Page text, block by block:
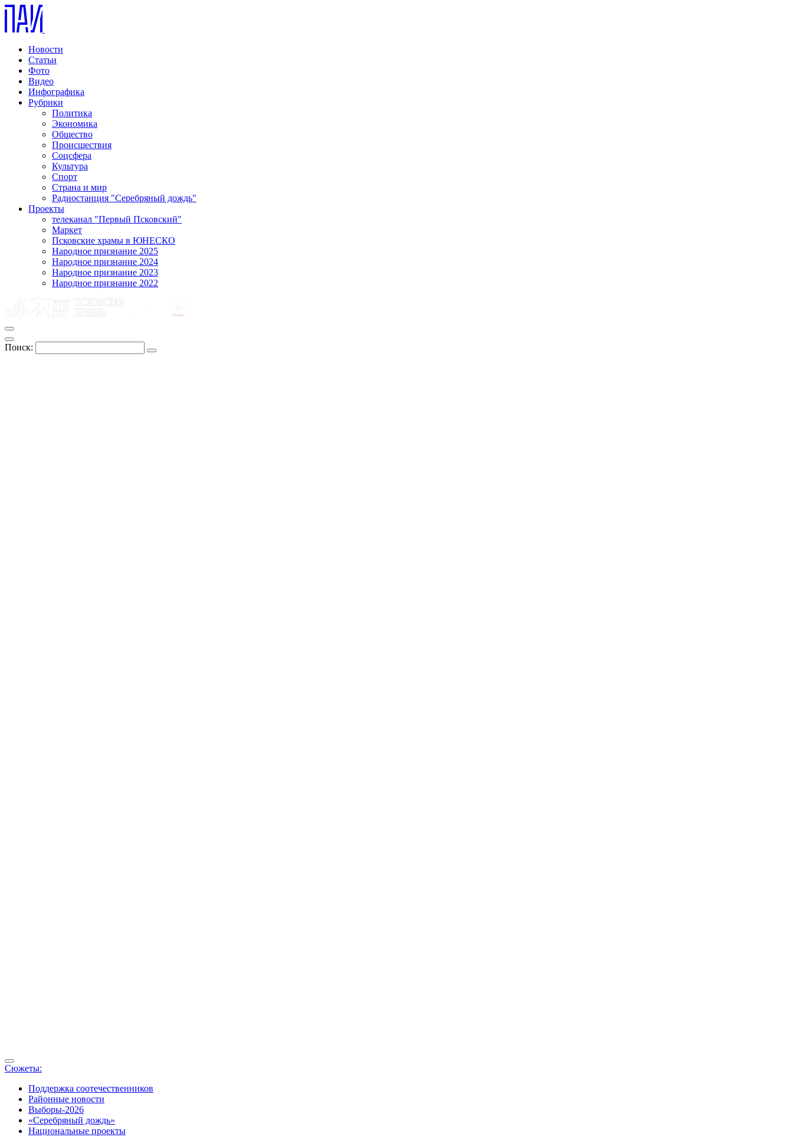
Новости
Статьи
Фото
Видео
Инфографика
Рубрики
Политика
Экономика
Общество
Происшествия
Соцсфера
Культура
Спорт
Страна и мир
Радиостанция "Серебряный дождь"
Проекты
телеканал "Первый Псковский"
Маркет
Псковские храмы в ЮНЕСКО
Народное признание 2025
Народное признание 2024
Народное признание 2023
Народное признание 2022
Поиск:
Сюжеты:
Поддержка соотечественников
Районные новости
Выборы-2026
«Серебряный дождь»
Национальные проекты